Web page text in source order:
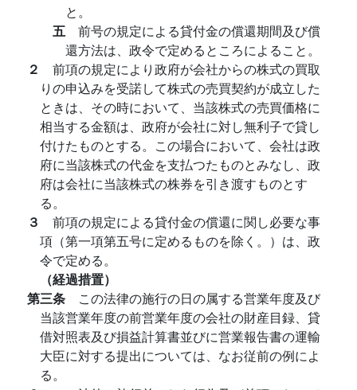
と。
五 前号の規定による貸付金の償還期間及び償
還方法は、政令で定めるところによること。
２ 前項の規定により政府が会社からの株式の買取
りの申込みを受諾して株式の売買契約が成立した
ときは、その時において、当該株式の売買価格に
相当する金額は、政府が会社に対し無利子で貸し
付けたものとする。この場合において、会社は政
府に当該株式の代金を支払つたものとみなし、政
府は会社に当該株式の株券を引き渡すものとす
る。
３ 前項の規定による貸付金の償還に関し必要な事
項（第一項第五号に定めるものを除く。）は、政
令で定める。
（経過措置）
第三条 この法律の施行の日の属する営業年度及び
当該営業年度の前営業年度の会社の財産目録、貸
借対照表及び損益計算書並びに営業報告書の運輸
大臣に対する提出については、なお従前の例によ
る。